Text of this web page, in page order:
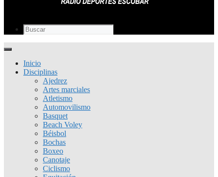
Inicio
Disciplinas
Ajedrez
Artes marciales
Atletismo
Automovilismo
Basquet
Beach Voley
Béisbol
Bochas
Boxeo
Canotaje
Ciclismo